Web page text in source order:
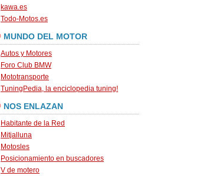
kawa.es
Todo-Motos.es
MUNDO DEL MOTOR
Autos y Motores
Foro Club BMW
Mototransporte
TuningPedia, la enciclopedia tuning!
NOS ENLAZAN
Habitante de la Red
Mitjalluna
Motosles
Posicionamiento en buscadores
V de motero